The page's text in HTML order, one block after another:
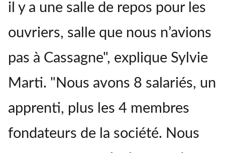
il y a une salle de repos pour les
ouvriers, salle que nous n’avions
pas à Cassagne", explique Sylvie
Marti. "Nous avons 8 salariés, un
apprenti, plus les 4 membres
fondateurs de la société. Nous